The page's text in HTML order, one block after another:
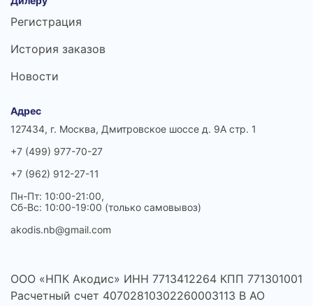
Регистрация
История заказов
Новости
Адрес
127434, г. Москва, Дмитровское шоссе д. 9А стр. 1
+7 (499) 977-70-27
+7 (962) 912-27-11
Пн-Пт: 10:00-21:00,
Сб-Вс: 10:00-19:00 (только самовывоз)
akodis.nb@gmail.com
ООО «НПК Акодис» ИНН 7713412264 КПП 771301001
Расчетный счет 40702810302260003113 В АО